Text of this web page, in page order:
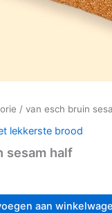
/ van esch bruin
lekkerste brood
sesam half
aan